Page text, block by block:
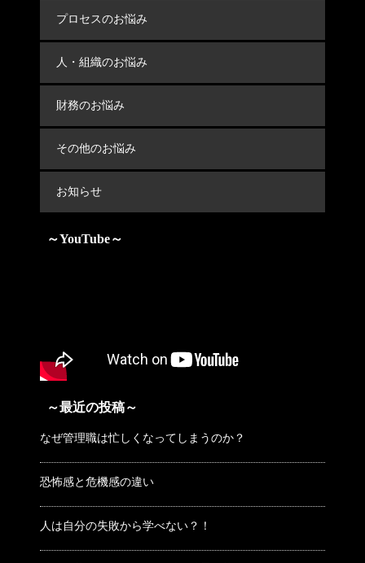
プロセスのお悩み
人・組織のお悩み
財務のお悩み
その他のお悩み
お知らせ
～YouTube～
～最近の投稿～
なぜ管理職は忙しくなってしまうのか？
恐怖感と危機感の違い
人は自分の失敗から学べない？！